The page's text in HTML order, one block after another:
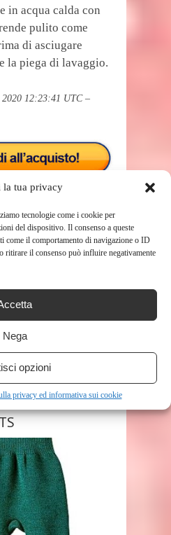
la tua privacy
tecnologie come i cookie per
del dispositivo. Il consenso a queste
come il comportamento di navigazione o ID
ritirare il consenso può influire negativamente
Nega
opzioni
privacy ed informativa sui cookie
in acqua calda con
pulito come
di asciugare
la piega di lavaggio.
12:23:41 UTC –